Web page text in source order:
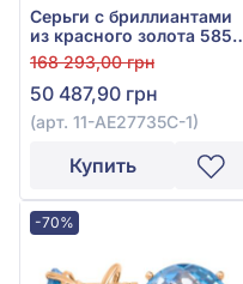
Серьги с бриллиантами
из красного золота 585°,
Бриллиант 0,01ct, Топаз
Sky Blue 0,98ct, Аметист
10,26ct, арт. 11-
АЕ27735С-1
168 293,00 грн
50 487,90 грн
(арт. 11-АЕ27735С-1)
Купить
-70%